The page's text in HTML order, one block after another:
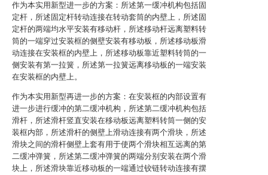
作为本实用新型进一步的方案：所述第一缓冲机构包括固
定杆，所述固定杆转动连接在转动套筒的内壁上，所述固
定杆的两端均水平安装有移动杆，所述移动杆远离塑料转
筒的一端穿过安装框的侧壁安装有移动板，所述移动板滑
动连接在安装框的内壁上，所述移动板靠近塑料转筒的一
侧安装有第一拉簧，所述第一拉簧远离移动板的一端安装
在安装框的内壁上。
作为本实用新型再进一步的方案：在安装框的内部设置有
进一步进行缓冲的第二缓冲机构，所述第二缓冲机构包括
滑杆，所述滑杆竖直安装在移动板远离塑料转筒一侧的安
装框内部，所述滑杆的侧壁上滑动连接有两个滑块，所述
滑块之间的滑杆侧壁上套有用于使两个滑块相互远离的第
二缓冲弹簧，所述第二缓冲弹簧的两端分别安装在两个滑
块上，所述滑块靠近移动板的一端通过铰链转动连接有摆